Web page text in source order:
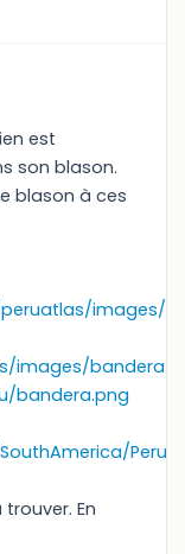
est
son blason.
blason à ces
images/
images/
bandera.png
Peru/
En